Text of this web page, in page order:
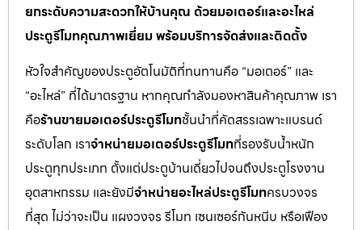
ยกระดับความสะดวกให้บ้านคุณ ด้วยมอเตอร์และอะไหล่
ประตูรีโมทคุณภาพเยี่ยม พร้อมบริการจัดส่งและติดตั้ง
หัวใจสำคัญของประตูอัตโนมัติที่ทนทานคือ “มอเตอร์” และ
“อะไหล่” ที่ได้มาตรฐาน หากคุณกำลังมองหาสินค้าคุณภาพ เรา
คือร้านขายมอเตอร์ประตูรีโมทชั้นนำที่คัดสรรเฉพาะแบรนด์
ระดับโลก เราจำหน่ายมอเตอร์ประตูรีโมทที่รองรับน้ำหนัก
ประตูทุกประเภท ตั้งแต่ประตูบ้านเดี่ยวไปจนถึงประตูโรงงาน
อุตสาหกรรม และยังมีจำหน่ายอะไหล่ประตูรีโมทครบวงจร
ที่สุด ไม่ว่าจะเป็น แผงวงจร รีโมท เซนเซอร์กันหนีบ หรือเฟือง